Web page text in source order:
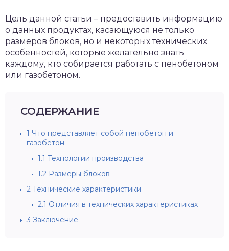
Цель данной статьи – предоставить информацию
о данных продуктах, касающуюся не только
размеров блоков, но и некоторых технических
особенностей, которые желательно знать
каждому, кто собирается работать с пенобетоном
или газобетоном.
СОДЕРЖАНИЕ
1 Что представляет собой пенобетон и
газобетон
1.1 Технологии производства
1.2 Размеры блоков
2 Технические характеристики
2.1 Отличия в технических характеристиках
3 Заключение